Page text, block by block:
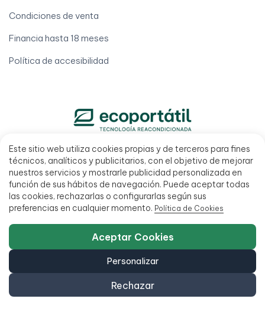
Este sitio web utiliza cookies propias y de terceros para fines
técnicos, analíticos y publicitarios, con el objetivo de mejorar
nuestros servicios y mostrarle publicidad personalizada en
función de sus hábitos de navegación. Puede aceptar todas
las cookies, rechazarlas o configurarlas según sus
preferencias en cualquier momento. Política de Cookies
Rechazar
Personalizar
Aceptar Cookies
Condiciones de venta
Financia hasta 18 meses
Política de accesibilidad
951 20 47 46
C/ San Millán 27, 29013 Málaga, España
L - V 9:00 - 14:00 / 15:00 - 18:00